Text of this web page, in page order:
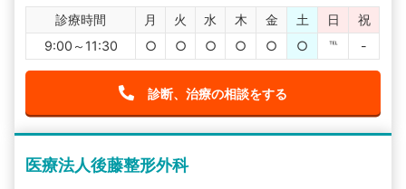
診療時間 月 火 水 木 金 土 日
祝
9:00～11:30
○ ○ ○ ○ ○ ○ ℡ -
診断、治療の相談をする
医療法人後藤整形外科